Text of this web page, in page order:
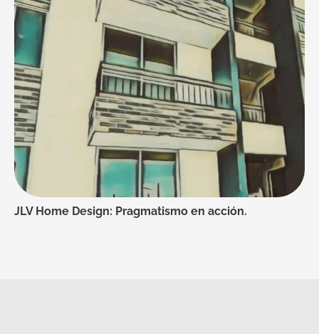
JLV Home Design: Pragmatismo en acción.